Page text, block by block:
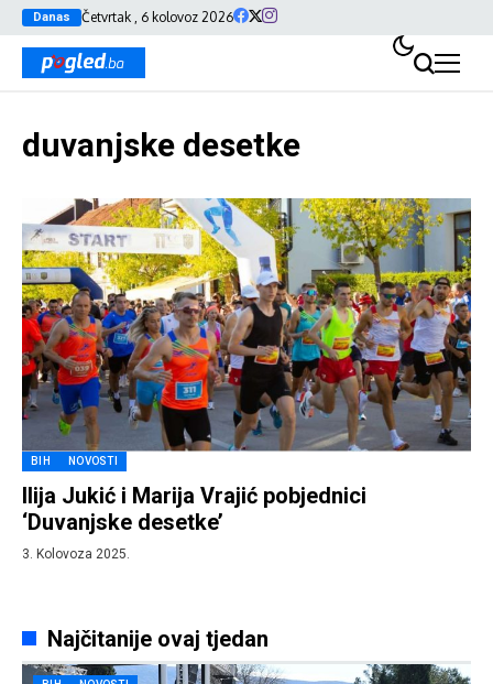
Danas Četvrtak , 6 kolovoz 2026
duvanjske desetke
BIH NOVOSTI
Ilija Jukić i Marija Vrajić pobjednici
‘Duvanjske desetke’
3. Kolovoza 2025.
Najčitanije ovaj tjedan